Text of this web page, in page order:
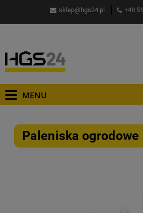
sklep@hgs24.pl +48
Paleniska ogrodowe